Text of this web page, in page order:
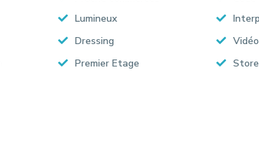
Lumineux
Dressing
Premier Etage